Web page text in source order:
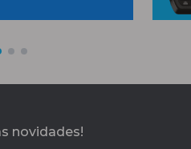
novidades!